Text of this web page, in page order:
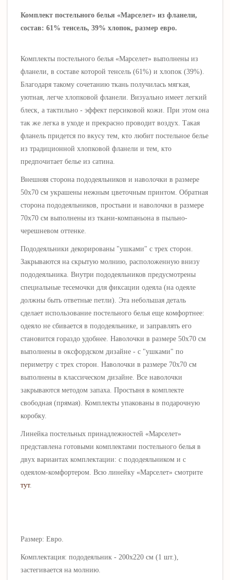
Комплект постельного белья «Марселет» из фланели,
состав: 61% тенсель, 39% хлопок, размер евро.
Комплекты постельного белья «Марселет» выполнены из
фланели, в составе которой тенсель (61%) и хлопок (39%).
Благодаря такому сочетанию ткань получилась мягкая,
уютная, легче хлопковой фланели. Визуально имеет легкий
блеск, а тактильно - эффект персиковой кожи. При этом она
так же легка в уходе и прекрасно проводит воздух. Такая
фланель придется по вкусу тем, кто любит постельное белье
из традиционной хлопковой фланели и тем, кто
предпочитает белье из сатина.
Внешняя сторона пододеяльников и наволочки в размере
50х70 см украшены нежным цветочным принтом. Обратная
сторона пододеяльников, простыни и наволочки в размере
70х70 см выполнены из ткани-компаньона в пыльно-
черешневом оттенке.
Пододеяльники декорированы "ушками" с трех сторон.
Закрываются на скрытую молнию, расположенную внизу
пододеяльника. Внутри пододеяльников предусмотрены
специальные тесемочки для фиксации одеяла (на одеяле
должны быть ответные петли). Эта небольшая деталь
сделает использование постельного белья еще комфортнее:
одеяло не сбивается в пододеяльнике, и заправлять его
становится гораздо удобнее. Наволочки в размере 50х70 см
выполнены в оксфордском дизайне - с "ушками" по
периметру с трех сторон. Наволочки в размере 70х70 см
выполнены в классическом дизайне. Все наволочки
закрываются методом запаха. Простыня в комплекте
свободная (прямая). Комплекты упакованы в подарочную
коробку.
Линейка постельных принадлежностей «Марселет»
представлена готовыми комплектами постельного белья в
двух вариантах комплектации: с пододеяльником и с
одеялом-комфортером. Всю линейку «Марселет» смотрите
тут.
Размер: Евро.
Комплектация: пододеяльник - 200х220 см (1 шт.),
застегивается на молнию.